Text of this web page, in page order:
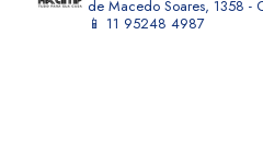
de Macedo Soares, 1358 -
📱 11 95248 4987